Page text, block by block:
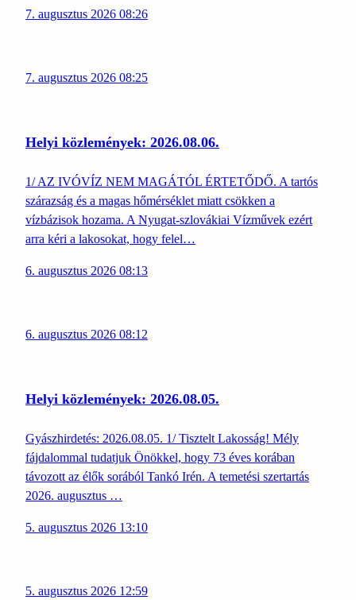
7. augusztus 2026 08:26
7. augusztus 2026 08:25
Helyi közlemények: 2026.08.06.
1/ AZ IVÓVÍZ NEM MAGÁTÓL ÉRTETŐDŐ. A tartós
szárazság és a magas hőmérséklet miatt csökken a
vízbázisok hozama. A Nyugat-szlovákiai Vízművek ezért
arra kéri a lakosokat, hogy felel…
6. augusztus 2026 08:13
6. augusztus 2026 08:12
Helyi közlemények: 2026.08.05.
Gyászhirdetés: 2026.08.05. 1/ Tisztelt Lakosság! Mély
fájdalommal tudatjuk Önökkel, hogy 73 éves korában
távozott az élők sorából Tankó Irén. A temetési szertartás
2026. augusztus …
5. augusztus 2026 13:10
5. augusztus 2026 12:59